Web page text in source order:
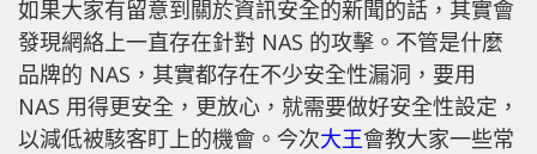
如果大家有留意到關於資訊安全的新聞的話，其實會
發現網絡上一直存在針對 NAS 的攻擊。不管是什麼
品牌的 NAS，其實都存在不少安全性漏洞，要用
NAS 用得更安全，更放心，就需要做好安全性設定，
以減低被駭客盯上的機會。今次大王會教大家一些常